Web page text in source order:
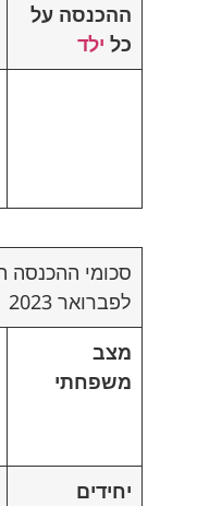
ההכנסה על
כל ילד
סכומי ההכנסה
לפברואר 2023
מצב
משפחתי
יחידים